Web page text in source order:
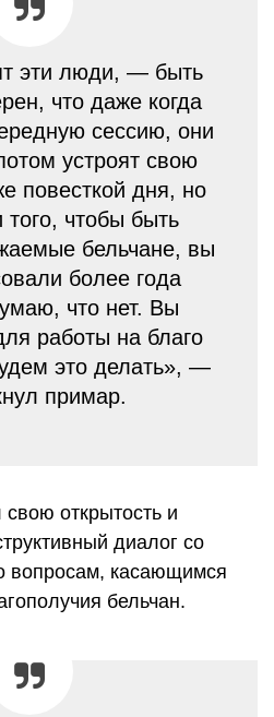
эти люди, — быть
что даже когда
сессию, они
устроят свою
повесткой дня, но
того, чтобы быть
бельчане, вы
более года
что нет. Вы
работы на благо
это делать», —
примар.
открытость и
диалог со
вопросам, касающимся
бельчан.